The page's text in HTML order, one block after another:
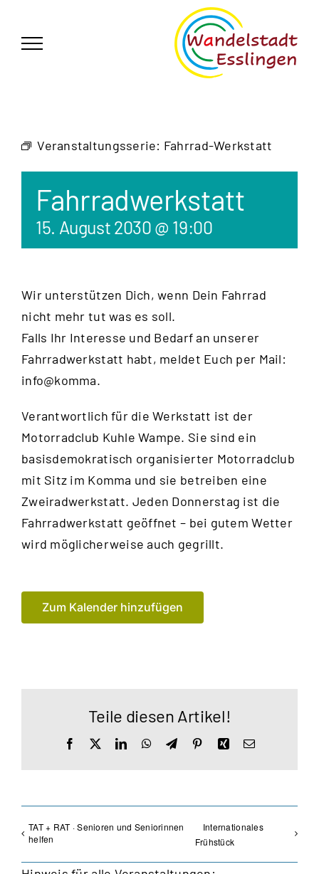
springen
Veranstaltungsserie: Fahrrad-Werkstatt
Fahrradwerkstatt
15. August 2030 @ 19:00
Wir unterstützen Dich, wenn Dein Fahrrad
nicht mehr tut was es soll.
Falls Ihr Interesse und Bedarf an unserer
Fahrradwerkstatt habt, meldet Euch per Mail:
info@komma.
Verantwortlich für die Werkstatt ist der
Motorradclub Kuhle Wampe. Sie sind ein
basisdemokratisch organisierter Motorradclub
mit Sitz im Komma und sie betreiben eine
Zweiradwerkstatt. Jeden Donnerstag ist die
Fahrradwerkstatt geöffnet – bei gutem Wetter
wird möglicherweise auch gegrillt.
Zum Kalender hinzufügen
Teile diesen Artikel!
Facebook LinkedInWhatsApp
TelegramPinterestXingE-
TAT + RAT · Senioren und Seniorinnen
helfen
Internationales
Frühstück